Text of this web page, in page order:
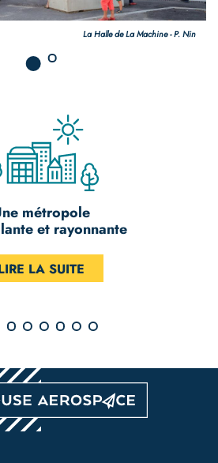
L'Envol des Pionniers - P.
Rejoignez un pôle d’excellence
dédié à la recherche et
LIRE LA SUITE